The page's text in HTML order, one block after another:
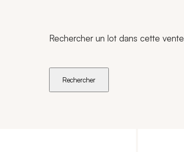
Rechercher un lot dans cette vente
Rechercher